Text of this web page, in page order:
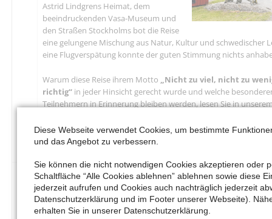
Astrid Lindgrens Heimat, dem
beeindruckenden Vasa-Museum und
den Straßen Stockholms bot die Reise
eine gelungene Mischung aus Natur, Kultur und schwedischer
eine Flugverspätung konnte der guten Stimmung nichts
Warum diese Reise ihrem Motto „Nicht zu viel, nicht zu
richtig“ in jeder Hinsicht gerecht wurde und welche
Teilnehmern in Erinnerung bleiben werden, lesen Sie in
👉weiterlesen
Der Meerbuscher KunstSommer
Diese Webseite verwendet Cookies, um bestimmte
und das Angebot zu verbessern.
Sie können die nicht notwendigen Cookies akzeptieren oder
Schaltfläche “Alle Cookies ablehnen” ablehnen sowie diese
jederzeit aufrufen und Cookies auch nachträglich jederzeit
Datenschutzerklärung und im Footer unserer Webseite).
erhalten Sie in unserer Datenschutzerklärung.